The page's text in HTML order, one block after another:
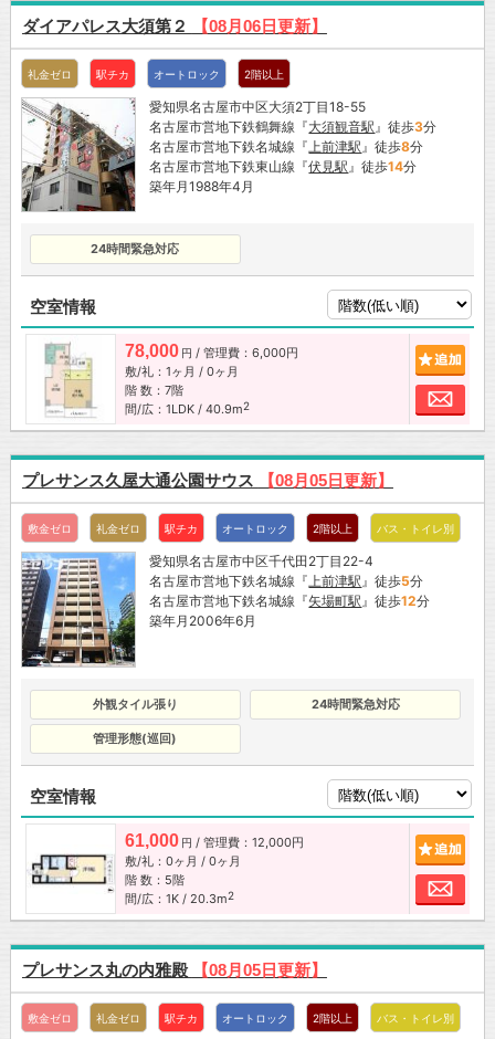
ダイアパレス大須第２ 【08月06日更新】
礼金ゼロ 駅チカ オートロック 2階以上
愛知県名古屋市中区大須2丁目18-55
名古屋市営地下鉄鶴舞線『大須観音駅 』徒歩3分
名古屋市営地下鉄名城線『 上前津駅 』徒歩8分
名古屋市営地下鉄東山線『伏見駅 』徒歩14分
築年月1988年4月
24時間緊急対応
空室情報
78,000 円 / 管理費：6,000円
敷/礼：1ヶ月 / 0ヶ月
階 数：7階
間/広：1LDK / 40.9m2
お
プレサンス久屋大通公園サウス 【08月05日更新】
敷金ゼロ 礼金ゼロ 駅チカ オートロック 2階以上 バス・トイレ別
愛知県名古屋市中区千代田2丁目22-4
名古屋市営地下鉄名城線『上前津駅』徒歩5分
名古屋市営地下鉄名城線『矢場町駅』徒歩12分
築年月2006年6月
外観タイル張り 24時間緊急対応
管理形態(巡回)
空室情報
61,000 円 / 管理費：12,000円
敷/礼：0ヶ月 / 0ヶ月
階 数：5階
間/広：1K / 20.3m2
お
プレサンス丸の内雅殿 【08月05日更新】
敷金ゼロ 礼金ゼロ 駅チカ オートロック 2階以上 バス・トイレ別